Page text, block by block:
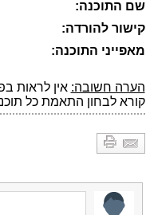
שם התוכנה:
קישור להורדה:
מאפייני התוכנה:
הערה חשובה: אין לראות
קורא לבחון התאמת כל